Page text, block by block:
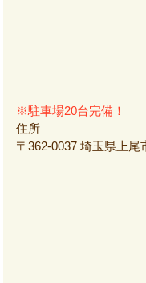
※駐車場20台完備！
住所
〒362-0037 埼玉県上